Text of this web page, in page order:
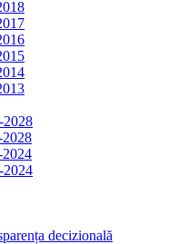
2028
2028
2024
2024
decizională